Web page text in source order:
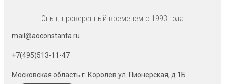
Опыт, проверенный временем с 1993 года
mail@aoconstanta.ru
+7(495)513-11-47
Московская область г. Королев ул. Пионерская, д.1Б